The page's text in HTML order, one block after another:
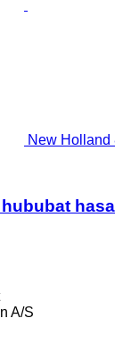
New Holland
A/S